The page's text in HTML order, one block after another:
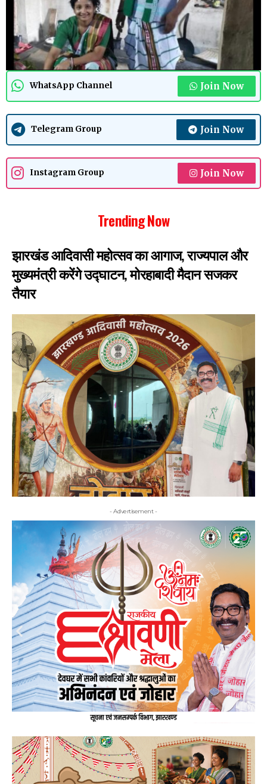
WhatsApp Channel Join Now
Telegram Group Join Now
Instagram Group Join Now
Trending Now
झारखंड आदिवासी महोत्सव का आगाज, राज्यपाल और
मुख्यमंत्री करेंगे उद्घाटन, मोरहाबादी मैदान सजकर
तैयार
- Advertisement -